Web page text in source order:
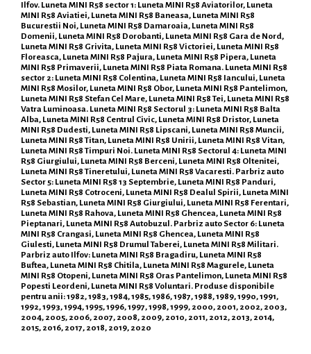
Ilfov. Luneta MINI R58 sector 1: Luneta MINI R58 Aviatorilor, Luneta
MINI R58 Aviatiei, Luneta MINI R58 Baneasa, Luneta MINI R58
Bucurestii Noi, Luneta MINI R58 Damaroaia, Luneta MINI R58
Domenii, Luneta MINI R58 Dorobanti, Luneta MINI R58 Gara de Nord,
Luneta MINI R58 Grivita, Luneta MINI R58 Victoriei, Luneta MINI R58
Floreasca, Luneta MINI R58 Pajura, Luneta MINI R58 Pipera, Luneta
MINI R58 Primaverii, Luneta MINI R58 Piata Romana. Luneta MINI R58
sector 2: Luneta MINI R58 Colentina, Luneta MINI R58 Iancului, Luneta
MINI R58 Mosilor, Luneta MINI R58 Obor, Luneta MINI R58 Pantelimon,
Luneta MINI R58 Stefan Cel Mare, Luneta MINI R58 Tei, Luneta MINI R58
Vatra Luminoasa. Luneta MINI R58 Sectorul 3: Luneta MINI R58 Balta
Alba, Luneta MINI R58 Centrul Civic, Luneta MINI R58 Dristor, Luneta
MINI R58 Dudesti, Luneta MINI R58 Lipscani, Luneta MINI R58 Muncii,
Luneta MINI R58 Titan, Luneta MINI R58 Unirii, Luneta MINI R58 Vitan,
Luneta MINI R58 Timpuri Noi. Luneta MINI R58 Sectorul 4: Luneta MINI
R58 Giurgiului, Luneta MINI R58 Berceni, Luneta MINI R58 Oltenitei,
Luneta MINI R58 Tineretului, Luneta MINI R58 Vacaresti. Parbriz auto
Sector 5: Luneta MINI R58 13 Septembrie, Luneta MINI R58 Panduri,
Luneta MINI R58 Cotroceni, Luneta MINI R58 Dealul Spirii, Luneta MINI
R58 Sebastian, Luneta MINI R58 Giurgiului, Luneta MINI R58 Ferentari,
Luneta MINI R58 Rahova, Luneta MINI R58 Ghencea, Luneta MINI R58
Pieptanari, Luneta MINI R58 Autobuzul. Parbriz auto Sector 6: Luneta
MINI R58 Crangasi, Luneta MINI R58 Ghencea, Luneta MINI R58
Giulesti, Luneta MINI R58 Drumul Taberei, Luneta MINI R58 Militari.
Parbriz auto Ilfov: Luneta MINI R58 Bragadiru, Luneta MINI R58
Buftea, Luneta MINI R58 Chitila, Luneta MINI R58 Magurele, Luneta
MINI R58 Otopeni, Luneta MINI R58 Oras Pantelimon, Luneta MINI R58
Popesti Leordeni, Luneta MINI R58 Voluntari. Produse disponibile
pentru anii: 1982, 1983, 1984, 1985, 1986, 1987, 1988, 1989, 1990, 1991,
1992, 1993, 1994, 1995, 1996, 1997, 1998, 1999, 2000, 2001, 2002, 2003,
2004, 2005, 2006, 2007, 2008, 2009, 2010, 2011, 2012, 2013, 2014,
2015, 2016, 2017, 2018, 2019, 2020